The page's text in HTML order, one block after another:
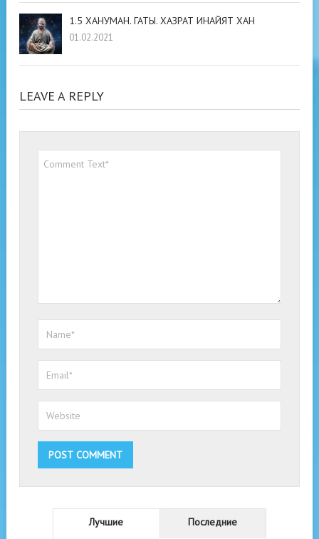
1.5 ХАНУМАН. ГАТЫ. ХАЗРАТ ИНАЙЯТ ХАН
01.02.2021
LEAVE A REPLY
Лучшие Последние